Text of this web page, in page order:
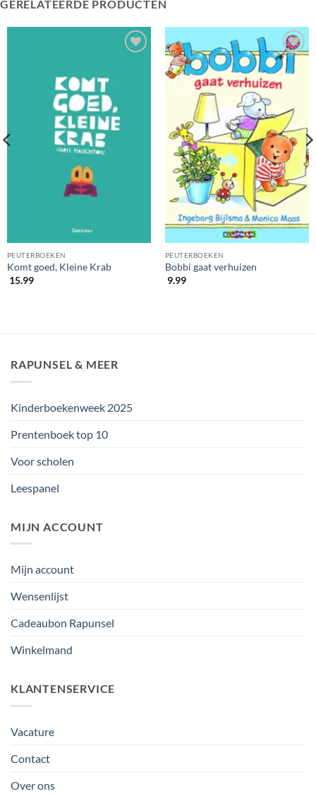
GERELATEERDE PRODUCTEN
PEUTERBOEKEN
Komt goed, Kleine Krab
15.99
PEUTERBOEKEN
Bobbi gaat verhuizen
9.99
RAPUNSEL & MEER
Kinderboekenweek 2025
Prentenboek top 10
Voor scholen
Leespanel
MIJN ACCOUNT
Mijn account
Wensenlijst
Cadeaubon Rapunsel
Winkelmand
KLANTENSERVICE
Vacature
Contact
Over ons